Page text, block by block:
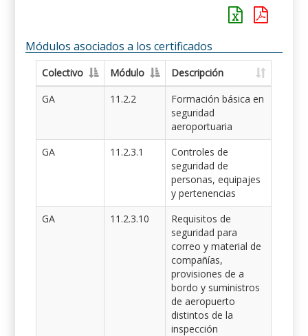
Módulos asociados a los certificados
Colectivo Módulo
Descripción
GA
11.2.2
Formación básica en
seguridad
aeroportuaria
GA
11.2.3.1
Controles de
seguridad de
personas, equipajes
y pertenencias
GA
11.2.3.10
Requisitos de
seguridad para
correo y material de
compañías,
provisiones de a
bordo y suministros
de aeropuerto
distintos de la
inspección